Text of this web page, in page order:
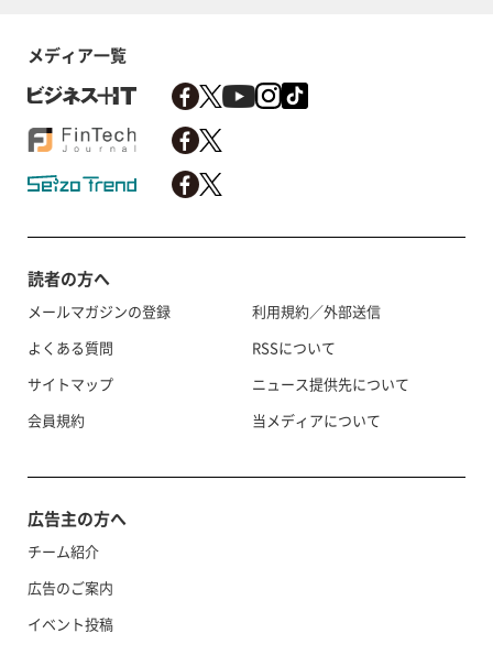
メディア一覧
読者の方へ
メールマガジンの登録
よくある質問
サイトマップ
会員規約
利用規約／外部送信
RSSについて
ニュース提供先について
当メディアについて
広告主の方へ
チーム紹介
広告のご案内
イベント投稿